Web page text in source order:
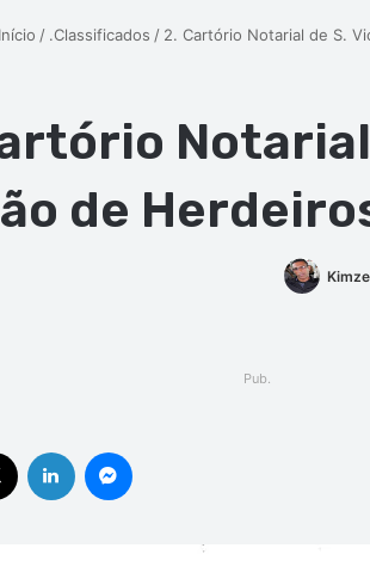
Início / .Classificados / 2. Cartório Notarial de S.
de
Pub.
Linkedin